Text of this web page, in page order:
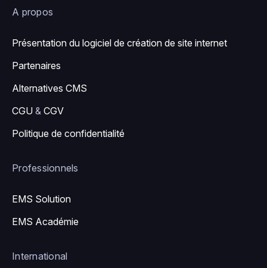
A propos
Présentation du logiciel de création de site internet
Partenaires
Alternatives CMS
CGU & CGV
Politique de confidentialité
Professionnels
EMS Solution
EMS Académie
International